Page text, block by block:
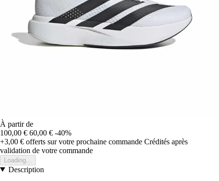
À partir de
100,00 € 60,00 € -40%
+3,00 € offerts sur votre prochaine commande Crédités après
validation de votre commande
Loading...
Description